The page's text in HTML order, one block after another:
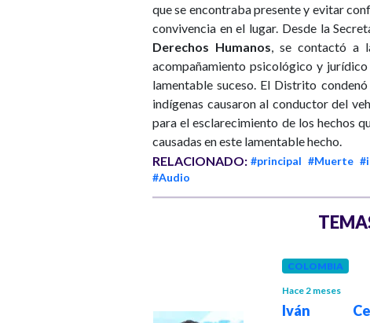
que se encontraba presente y evitar
convivencia en el lugar. Desde la
Derechos Humanos, se contactó a
acompañamiento psicológico y
lamentable suceso. El Distrito
indígenas causaron al conductor del
para el esclarecimiento de los hechos
causadas en este lamentable hecho.
RELACIONADO: #principal #Muerte
#Audio
COLOMBIA
Hace 2 meses
Iván